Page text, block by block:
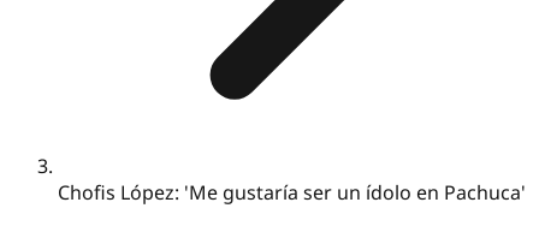
Chofis López: 'Me gustaría ser un ídolo en Pachuca'